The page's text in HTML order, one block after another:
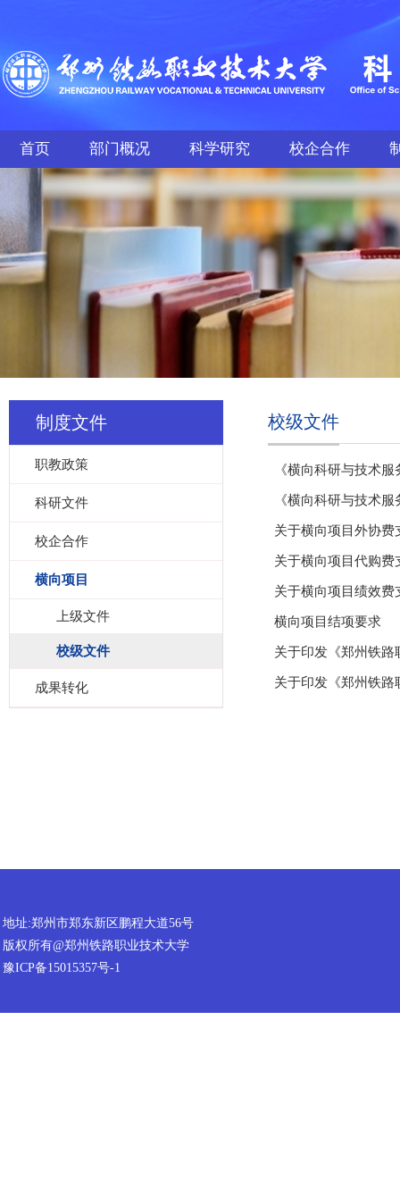
首页 部门概况 科学研究 校企合作
制度文件
职教政策
科研文件
校企合作
横向项目
上级文件
校级文件
成果转化
校级文件
《横向科研与技术
《横向科研与技术
关于横向项目外协费
关于横向项目代购费
关于横向项目绩效费
横向项目结项要求
关于印发《郑州铁
关于印发《郑州铁
地址:郑州市郑东新区鹏程大道56号
版权所有@郑州铁路职业技术大学
豫ICP备15015357号-1